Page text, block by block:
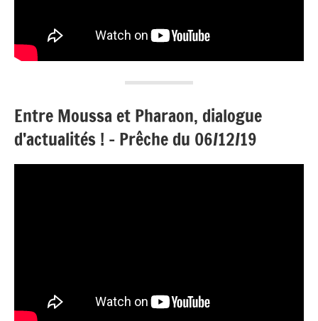
Entre Moussa et Pharaon, dialogue
d’actualités ! – Prêche du 06/12/19